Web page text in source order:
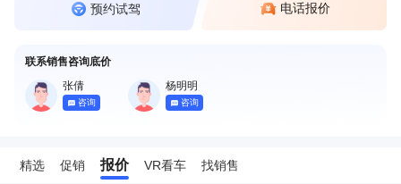
预约试驾 电话报价
联系销售咨询底价
张倩
咨询
杨明明
咨询
精选 促销 报价 VR看车 找销售